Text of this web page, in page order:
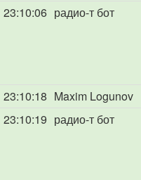
23:10:06 радио-т бот
23:10:18 Maxim Logunov
23:10:19 радио-т бот